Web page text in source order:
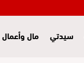
سيدتي مال وأعمال